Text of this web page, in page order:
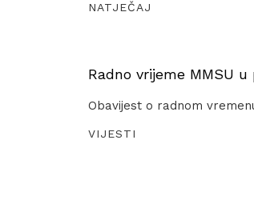
NATJEČAJ
Radno vrijeme MMSU
Obavijest o radnom
VIJESTI